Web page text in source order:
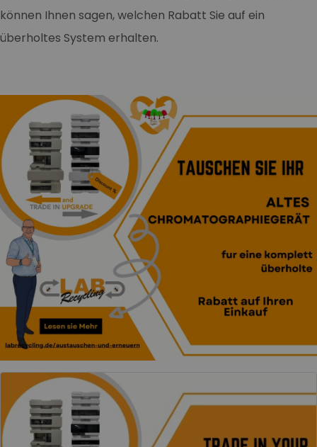
können Ihnen sagen, welchen Rabatt Sie auf ein
überholtes System erhalten.